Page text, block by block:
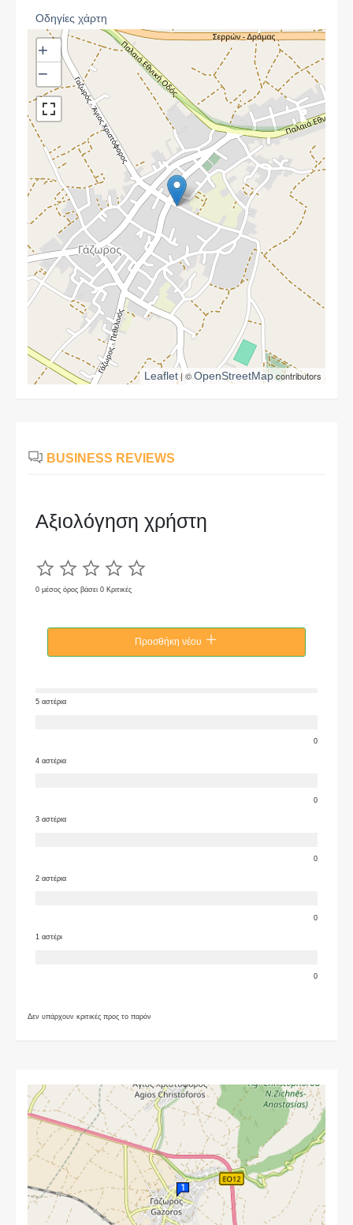
Οδηγίες χάρτη
+
−
Leaflet| ©OpenStreetMapcontributors
BUSINESS REVIEWS
Αξιολόγηση χρήστη
0 μέσος όρος βάσει 0 Κριτικές
Προσθήκη νέου
5 αστέρια
0
4 αστέρια
0
3 αστέρια
0
2 αστέρια
0
1 αστέρι
0
Δεν υπάρχουν κριτικές προς το παρόν